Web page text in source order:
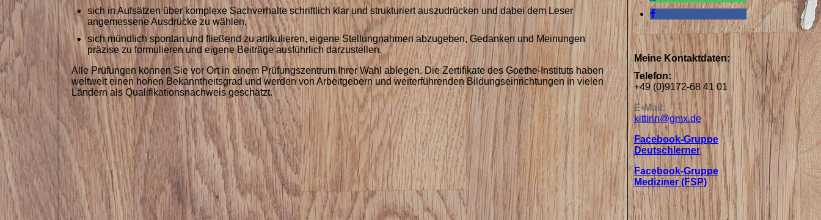
sich in Aufsätzen über komplexe Sachverhalte schriftlich klar und strukturiert auszudrücken und dabei dem Leser
angemessene Ausdrücke zu wählen,
sich mündlich spontan und fließend zu artikulieren, eigene Stellungnahmen abzugeben, Gedanken und Meinungen
präzise zu formulieren und eigene Beiträge ausführlich darzustellen.
Alle Prüfungen können Sie vor Ort in einem Prüfungszentrum Ihrer Wahl ablegen. Die Zertifikate des Goethe-Instituts haben
weltweit einen hohen Bekanntheitsgrad und werden von Arbeitgebern und weiterführenden Bildungseinrichtungen in vielen
Ländern als Qualifikationsnachweis geschätzt.
Meine Kontaktdaten:
Telefon:
+49 (0)9172-68 41 01
E-Mail:
kittirin@gmx.de
Facebook-Gruppe
Deutschlerner
Facebook-Gruppe
Mediziner (FSP)